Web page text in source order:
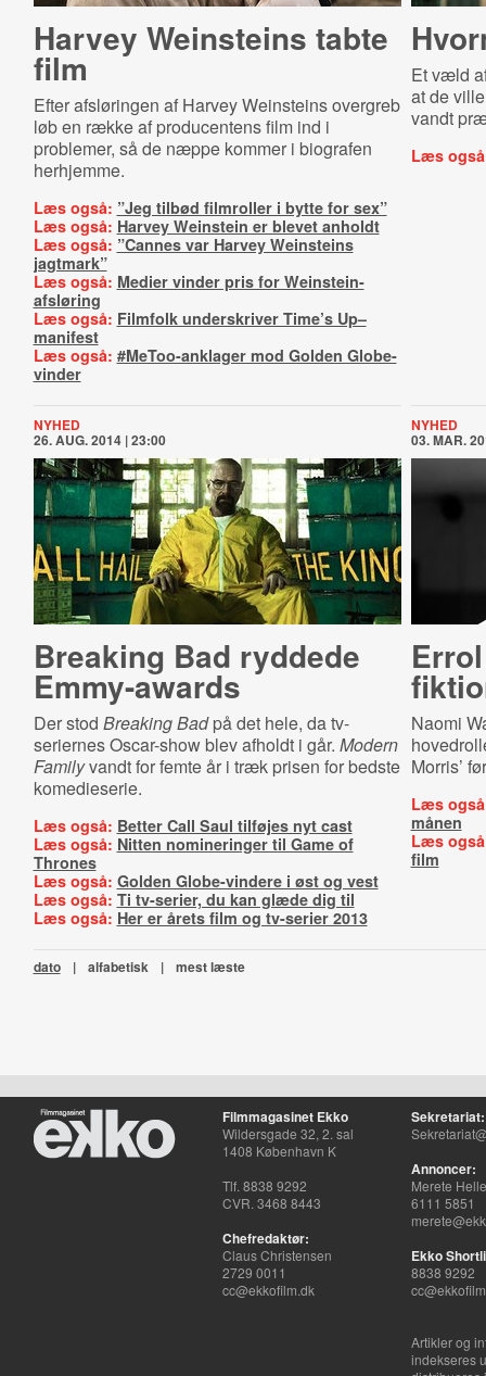
Harvey Weinsteins tabte
film
Efter afsløringen af Harvey Weinsteins overgreb
løb en række af producentens film ind i
problemer, så de næppe kommer i biografen
herhjemme.
Læs også: ”Jeg tilbød filmroller i bytte for sex”
Læs også: Harvey Weinstein er blevet anholdt
Læs også: ”Cannes var Harvey Weinsteins
jagtmark”
Læs også: Medier vinder pris for Weinstein-
afsløring
Læs også: Filmfolk underskriver Time’s Up–
manifest
Læs også: #MeToo-anklager mod Golden Globe-
vinder
Et væld
at de
vandt
Læs
NYHED
26. AUG. 2014 | 23:00
Breaking Bad ryddede
Emmy-awards
Der stod Breaking Badpå det hele, da tv-
seriernes Oscar-show blev afholdt i går. Modern
Familyvandt for femte år i træk prisen for bedste
komedieserie.
Læs også: Better Call Saul tilføjes nyt cast
Læs også: Nitten nomineringer til Game of
Thrones
Læs også: Golden Globe-vindere i øst og vest
Læs også: Ti tv-serier, du kan glæde dig til
Læs også: Her er årets film og tv-serier 2013
NYHED
03. MAR.
Naomi
Morris’
Læs
månen
Læs
film
dato | alfabetisk | mest læste
Filmmagasinet Ekko
Wildersgade 32, 2. sal
1408 København K
Tlf. 8838 9292
CVR. 3468 8443
Chefredaktør:
Claus Christensen
2729 0011
cc@ekkofilm.dk
Sekretariat:
Annoncer:
Merete
6111 5851
Ekko
8838 9292
Artikler og
indekseres